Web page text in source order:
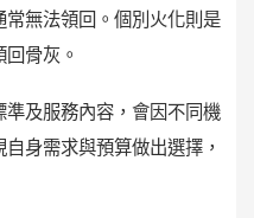
無法領回。個別火化則是
骨灰。
及服務內容，會因不同機
身需求與預算做出選擇，